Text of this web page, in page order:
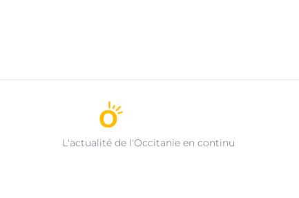
L'actualité de l'Occitanie en continu